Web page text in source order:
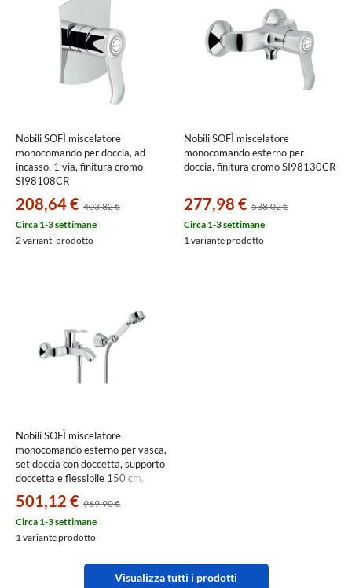
Nobili SOFÌ miscelatore
monocomando per doccia, ad
incasso, 1 via, finitura cromo
SI98108CR
208,64 € 403,82 €
Circa 1-3 settimane
2 varianti prodotto
Nobili SOFÌ miscelatore
monocomando esterno per
doccia, finitura cromo SI98130CR
277,98 € 538,02 €
Circa 1-3 settimane
1 variante prodotto
Nobili SOFÌ miscelatore
monocomando esterno per vasca,
set doccia con doccetta, supporto
doccetta e flessibile 150 cm,
501,12 € 969,90 €
Circa 1-3 settimane
1 variante prodotto
Visualizza tutti i prodotti